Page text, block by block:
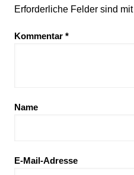
Erforderliche Felder sind mit
Kommentar *
Name
E-Mail-Adresse